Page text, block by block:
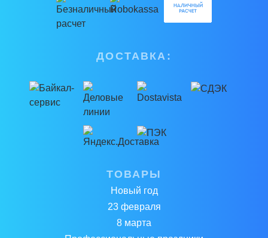
ДОСТАВКА:
ТОВАРЫ
Новый год
23 февраля
8 марта